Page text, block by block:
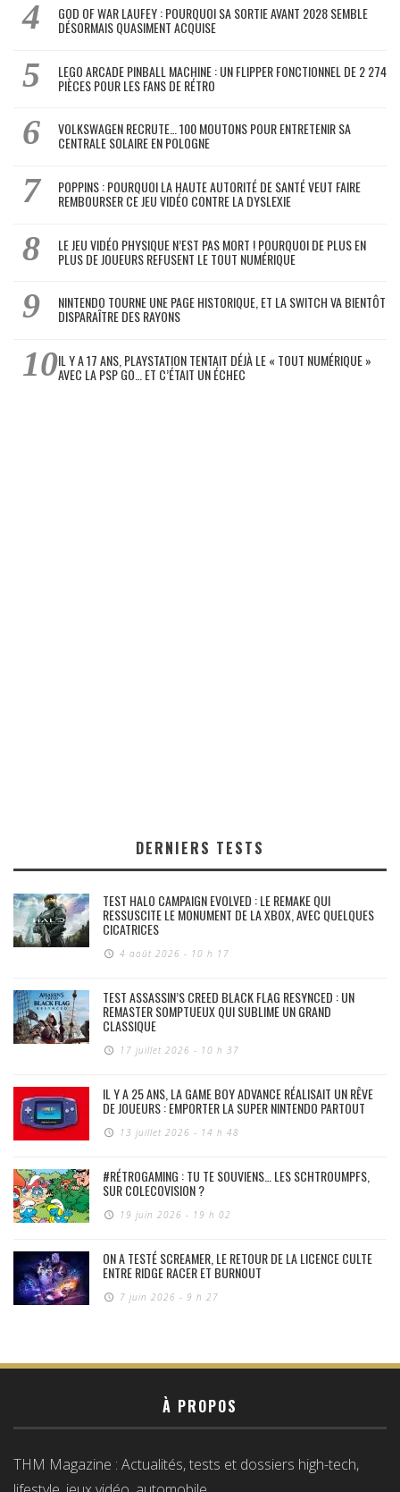
GOD OF WAR LAUFEY : POURQUOI SA SORTIE AVANT 2028 SEMBLE
DÉSORMAIS QUASIMENT ACQUISE
LEGO ARCADE PINBALL MACHINE : UN FLIPPER FONCTIONNEL DE 2 274
PIÈCES POUR LES FANS DE RÉTRO
VOLKSWAGEN RECRUTE… 100 MOUTONS POUR ENTRETENIR SA
CENTRALE SOLAIRE EN POLOGNE
POPPINS : POURQUOI LA HAUTE AUTORITÉ DE SANTÉ VEUT FAIRE
REMBOURSER CE JEU VIDÉO CONTRE LA DYSLEXIE
LE JEU VIDÉO PHYSIQUE N’EST PAS MORT ! POURQUOI DE PLUS EN
PLUS DE JOUEURS REFUSENT LE TOUT NUMÉRIQUE
NINTENDO TOURNE UNE PAGE HISTORIQUE, ET LA SWITCH VA BIENTÔT
DISPARAÎTRE DES RAYONS
IL Y A 17 ANS, PLAYSTATION TENTAIT DÉJÀ LE « TOUT NUMÉRIQUE »
AVEC LA PSP GO… ET C’ÉTAIT UN ÉCHEC
DERNIERS TESTS
TEST HALO CAMPAIGN EVOLVED : LE REMAKE QUI
RESSUSCITE LE MONUMENT DE LA XBOX, AVEC QUELQUES
CICATRICES
4 août 2026 - 10 h 17
TEST ASSASSIN’S CREED BLACK FLAG RESYNCED : UN
REMASTER SOMPTUEUX QUI SUBLIME UN GRAND
CLASSIQUE
17 juillet 2026 - 10 h 37
IL Y A 25 ANS, LA GAME BOY ADVANCE RÉALISAIT UN RÊVE
DE JOUEURS : EMPORTER LA SUPER NINTENDO PARTOUT
13 juillet 2026 - 14 h 48
#RÉTROGAMING : TU TE SOUVIENS… LES SCHTROUMPFS,
SUR COLECOVISION ?
19 juin 2026 - 19 h 02
ON A TESTÉ SCREAMER, LE RETOUR DE LA LICENCE CULTE
ENTRE RIDGE RACER ET BURNOUT
7 juin 2026 - 9 h 27
À PROPOS
THM Magazine : Actualités, tests et dossiers high-tech,